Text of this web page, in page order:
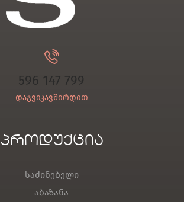
596 147 799
დაგვიკავშირდით
პროდუქცია
საძინებელი
აბაზანა